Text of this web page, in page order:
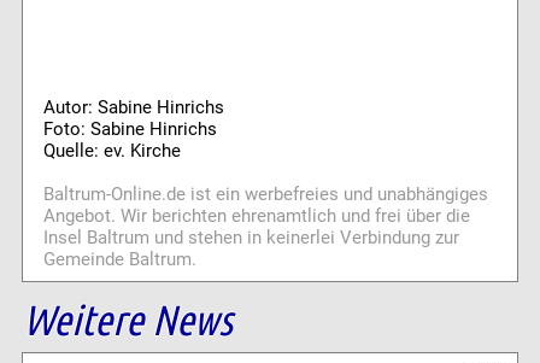
Autor: Sabine Hinrichs
Foto: Sabine Hinrichs
Quelle: ev. Kirche
Baltrum-Online.de ist ein werbefreies und unabhängiges
Angebot. Wir berichten ehrenamtlich und frei über die
Insel Baltrum und stehen in keinerlei Verbindung zur
Gemeinde Baltrum.
Weitere News